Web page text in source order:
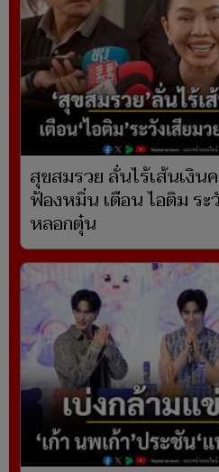
สุขสมรวย ลั่นไร้เส้นเงิน
ฟ้องหมิ่น เตือน ไอติม ระ
หลอกตุ๋น